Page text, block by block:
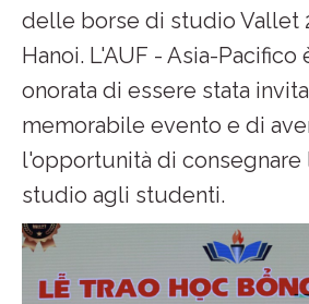
delle borse di studio Vallet
Hanoi. L'AUF - Asia-Pacifico
onorata di essere stata
memorabile evento e di
l'opportunità di consegnare
studio agli studenti.